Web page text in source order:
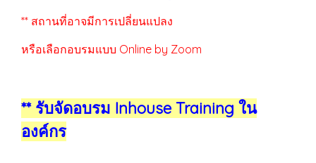
** สถานที่อาจมีการเปลี่ยนแปลง
หรือเลือกอบรมแบบ Online by Zoom
** รับจัดอบรม Inhouse Training ใน
องค์กร